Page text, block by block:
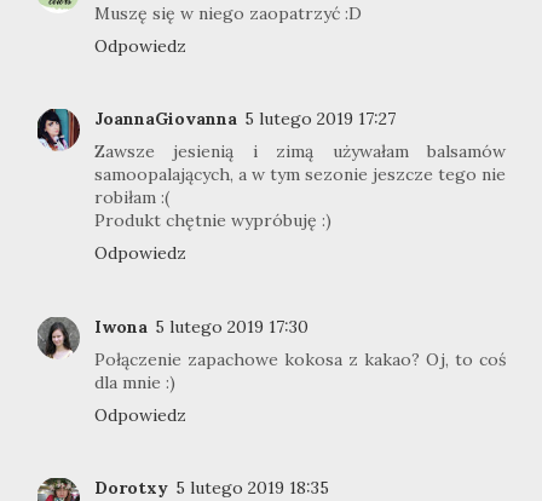
Muszę się w niego zaopatrzyć :D
Odpowiedz
JoannaGiovanna 5 lutego 2019 17:27
Zawsze jesienią i zimą używałam balsamów
samoopalających, a w tym sezonie jeszcze tego nie
robiłam :(
Produkt chętnie wypróbuję :)
Odpowiedz
Iwona 5 lutego 2019 17:30
Połączenie zapachowe kokosa z kakao? Oj, to coś
dla mnie :)
Odpowiedz
Dorotxy 5 lutego 2019 18:35